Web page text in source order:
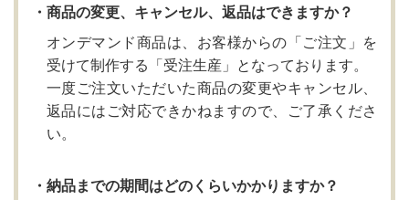
・商品の変更、キャンセル、返品はできますか？
オンデマンド商品は、お客様からの「ご注文」を
受けて制作する「受注生産」となっております。
一度ご注文いただいた商品の変更やキャンセル、
返品にはご対応できかねますので、ご了承くださ
い。
・納品までの期間はどのくらいかかりますか？